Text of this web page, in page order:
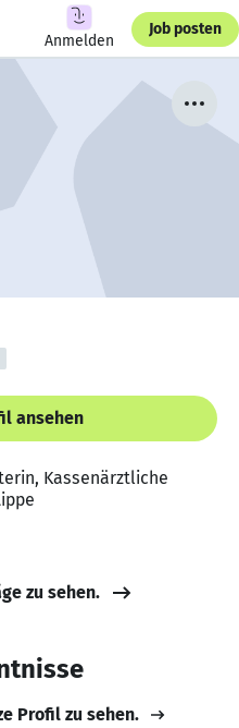
Anmelden
Job posten
ansehen
Kassenärztliche
zu sehen.
Profil zu sehen.